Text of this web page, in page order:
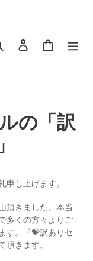
検索 ログインカート
の「訳
申し上げます。
頂きました。本当
多くの方々よりご
す。『💝訳ありセ
頂きます。